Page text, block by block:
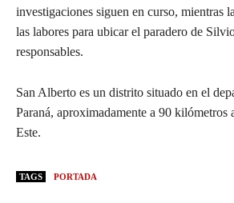
investigaciones siguen en curso, mientras
las labores para ubicar el paradero de
responsables.
San Alberto es un distrito situado en el
Paraná, aproximadamente a 90 kilómetros
Este.
TAGS PORTADA